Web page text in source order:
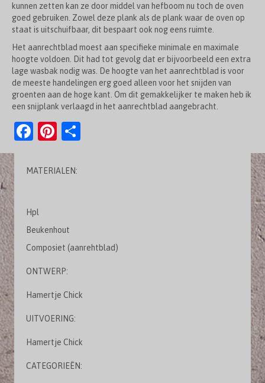
kunnen zetten kan ze door middel van hefboom nu toch de oven
goed gebruiken. Zowel deze plank als de plank waar de oven op
staat is uitschuifbaar, dit bespaart ook nog eens ruimte.
Het aanrechtblad moest aan specifieke minimale en maximale
hoogte voldoen. Dit had tot gevolg dat er bijvoorbeeld een extra
lage wasbak nodig was. De hoogte van het aanrechtblad is voor
de meeste handelingen erg goed alleen voor het snijden van
groenten aan de hoge kant. Om dit gemakkelijker te maken heb ik
een snijplank verlaagd in het aanrechtblad aangebracht.
F
c
b
o
o
k
Pi
er
MATERIALEN:
Hpl
Beukenhout
Composiet (aanrehtblad)
ONTWERP:
Hamertje Chick
UITVOERING:
Hamertje Chick
CATEGORIEËN: